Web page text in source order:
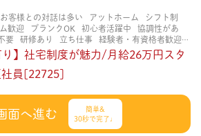
お客様との対話は多い アットホーム
シフト制
歓迎 ブランクOK 初心者活躍中
協調性があ
要 研修あり 立ち仕事
経験者・有資格者歓迎
長期歓迎
り】社宅制度が魅力/月給26万円スタ
社員[22725]
面へ進む
簡単&
30秒で完了♩